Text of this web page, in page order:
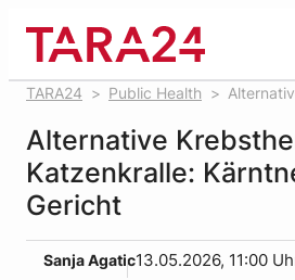
springen
TARA24 Public Health
Alternative
Katzenkralle:
Gericht
Sanja Agatic13.05.2026, 11:00